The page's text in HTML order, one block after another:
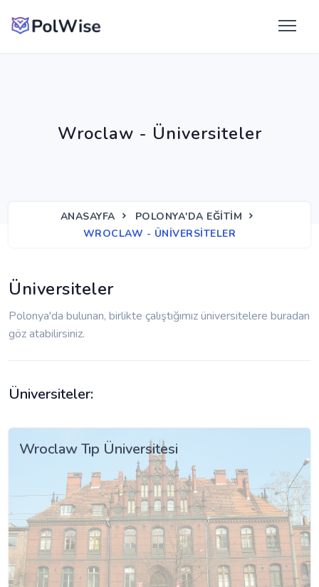
Wroclaw - Üniversiteler
ANASAYFA
POLONYA'DA EĞITIM
WROCLAW - ÜNIVERSITELER
Üniversiteler
Polonya'da bulunan, birlikte çalıştığımız üniversitelere buradan
göz atabilirsiniz.
Üniversiteler:
Wroclaw Tıp Üniversitesi